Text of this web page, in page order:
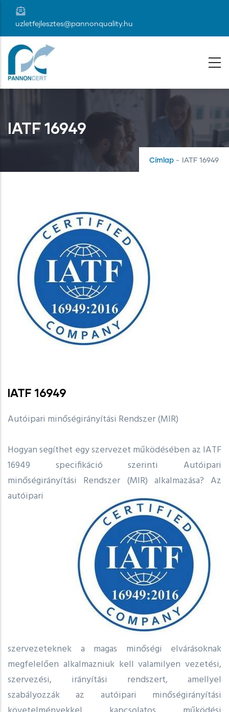
Ugrás
tartalomra
uzletfejlesztes@pannonquality.hu
IATF 16949
Címlap - IATF 16949
IATF 16949
Autóipari minőségirányítási Rendszer (MIR)
Hogyan segíthet egy szervezet működésében az IATF
16949 specifikáció szerinti Autóipari
minőségirányítási Rendszer (MIR) alkalmazása? Az
autóipari
szervezeteknek a magas minőségi elvárásoknak
megfelelően alkalmazniuk kell valamilyen vezetési,
szervezési, irányítási rendszert, amellyel
szabályozzák az autóipari minőségirányítási